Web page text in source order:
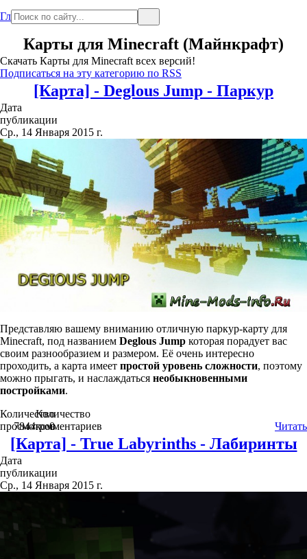
Главная
Карты для Minecraft (Майнкрафт)
Скачать Карты для Minecraft всех версий!
Подписаться на эту категорию по RSS
[Карта] - Deglous Jump - Паркур
Дата
публикации
Ср., 14 Января 2015 г.
Представляю вашему вниманию отличную паркур-карту для
Minecraft, под названием Deglous Jump которая порадует вас
своим разнообразием и размером. Её очень интересно
проходить, а карта имеет простой уровень сложности, поэтому
можно прыгать, и наслаждаться необыкновенными
постройками.
Количество
просмотров
7844
Количество
комментариев
0 Читать
[Карта] - True Labyrinths - Лабиринты
Дата
публикации
Ср., 14 Января 2015 г.